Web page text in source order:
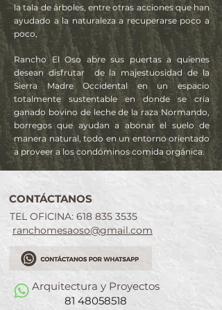
la tala de árboles, entre otras acciones que han
ayudado a la naturaleza a recuperarse poco a
poco,
Rancho El Oso abre sus puertas a quienes
desean disfrutar de la majestuosidad de la
Sierra Madre Occidental en un espacio
totalmente sustentable en donde se cría
ganado bovino de leche de la raza Normando,
borregos que ayudan a abonar el suelo de
manera natural, todo en un entorno orientado
a proveer a los condóminos comida orgánica.
CONTÁCTANOS
TEL OFICINA: 618 835 3535
ranchomesaoso@gmail.com
Arquitectura y Proyectos
81 48058518